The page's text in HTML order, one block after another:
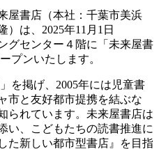
屋書店（本社：千葉市美浜
）は、2025年11月1日
グセンター４階に「未来屋書
プンいたします。
を掲げ、2005年には児童書
市と友好都市提携を結ぶな
られています。未来屋書店は
い、こどもたちの読書推進に
た新しい都市型書店』を目指